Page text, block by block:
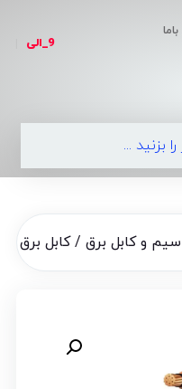
09
سیم و کابل برق/ کابل برق 2 در 6 البرز افشان